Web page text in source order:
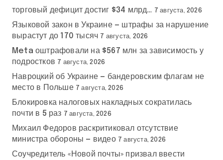
торговый дефицит достиг $34 млрд… 7 августа, 2026
Языковой закон в Украине — штрафы за нарушение
вырастут до 170 тысяч 7 августа, 2026
Meta оштрафовали на $567 млн за зависимость у
подростков 7 августа, 2026
Навроцкий об Украине — бандеровским флагам не
место в Польше 7 августа, 2026
Блокировка налоговых накладных сократилась
почти в 5 раз 7 августа, 2026
Михаил Федоров раскритиковал отсутствие
министра обороны — видео 7 августа, 2026
Соучредитель «Новой почты» призвал ввести